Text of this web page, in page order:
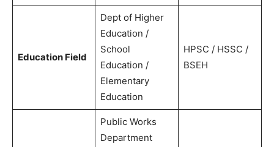
Education Field
Dept of Higher
Education /
School
Education /
Elementary
Education
HPSC / HSSC /
BSEH
Public Works
Department